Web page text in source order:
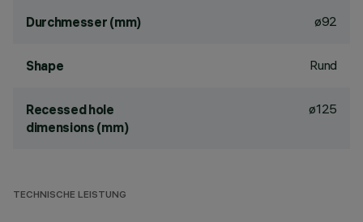
Durchmesser (mm) ø92
Shape Rund
Recessed hole
dimensions (mm)
ø125
TECHNISCHE LEISTUNG